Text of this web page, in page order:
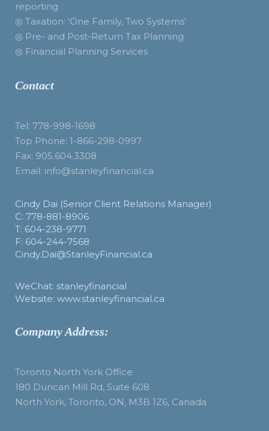
reporting
◎ Taxation: ‘One Family, Two Systems’
◎ Pre- and Post-Return Tax Planning
◎ Financial Planning Services
Contact
Tel: 778-998-1698
Top Phone: 1-866-298-0997
Fax: 905.604.3308
Email: info@stanleyfinancial.ca
Cindy Dai (Senior Client Relations Manager)
C: 778-881-8906
T: 604-238-9771
F: 604-244-7568
Cindy.Dai@StanleyFinancial.ca
WeChat: stanleyfinancial
Website: www.stanleyfinancial.ca
Company Address:
Toronto North York Office
180 Duncan Mill Rd, Suite 608
North York, Toronto, ON, M3B 1Z6, Canada